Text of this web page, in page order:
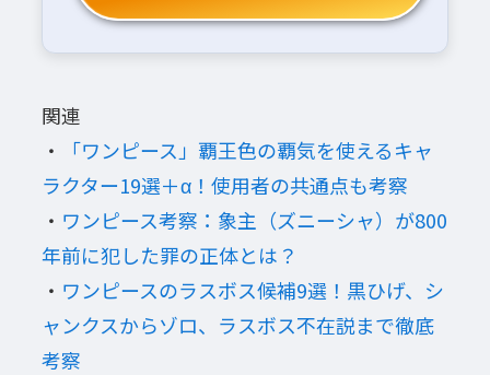
関連
・
「ワンピース」覇王色の覇気を使えるキャ
ラクター19選＋α！使用者の共通点も考察
・ ワンピース考察：象主（ズニーシャ）が800
年前に犯した罪の正体とは？
・ ワンピースのラスボス候補9選！黒ひげ、シ
ャンクスからゾロ、ラスボス不在説まで徹底
考察